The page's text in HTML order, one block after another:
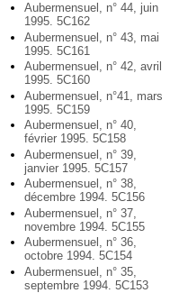
Aubermensuel, n° 44, juin
1995. 5C162
Aubermensuel, n° 43, mai
1995. 5C161
Aubermensuel, n° 42, avril
1995. 5C160
Aubermensuel, n°41, mars
1995. 5C159
Aubermensuel, n° 40,
février 1995. 5C158
Aubermensuel, n° 39,
janvier 1995. 5C157
Aubermensuel, n° 38,
décembre 1994. 5C156
Aubermensuel, n° 37,
novembre 1994. 5C155
Aubermensuel, n° 36,
octobre 1994. 5C154
Aubermensuel, n° 35,
septembre 1994. 5C153